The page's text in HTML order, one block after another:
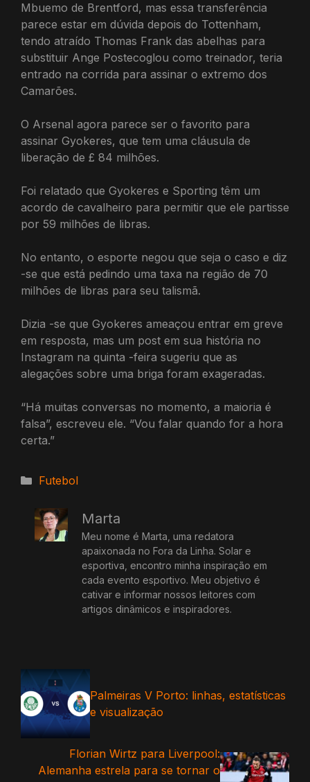
Mbuemo de Brentford, mas essa transferência
parece estar em dúvida depois do Tottenham,
tendo atraído Thomas Frank das abelhas para
substituir Ange Postecoglou como treinador, teria
entrado na corrida para assinar o extremo dos
Camarões.
O Arsenal agora parece ser o favorito para
assinar Gyokeres, que tem uma cláusula de
liberação de £ 84 milhões.
Foi relatado que Gyokeres e Sporting têm um
acordo de cavalheiro para permitir que ele partisse
por 59 milhões de libras.
No entanto, o esporte negou que seja o caso e diz
-se que está pedindo uma taxa na região de 70
milhões de libras para seu talismã.
Dizia -se que Gyokeres ameaçou entrar em greve
em resposta, mas um post em sua história no
Instagram na quinta -feira sugeriu que as
alegações sobre uma briga foram exageradas.
“Há muitas conversas no momento, a maioria é
falsa”, escreveu ele. “Vou falar quando for a hora
certa.”
Categorias
Futebol
Marta
Meu nome é Marta, uma redatora
apaixonada no Fora da Linha. Solar e
esportiva, encontro minha inspiração em
cada evento esportivo. Meu objetivo é
cativar e informar nossos leitores com
artigos dinâmicos e inspiradores.
Palmeiras V Porto: linhas, estatísticas
e visualização
Florian Wirtz para Liverpool:
Alemanha estrela para se tornar o